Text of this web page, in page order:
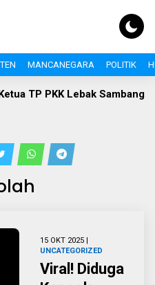
MANCANEGARA POLITIK
TP PKK Lebak Sambangi
15 OKT 2025 |
UNCATEGORIZED
Viral! Diduga